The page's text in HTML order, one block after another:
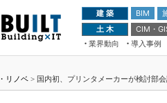
建 築 BIM
土 木
CIM・
業界動向
導入事例
ドローンがも
ムチェンジ”
リノベ > 国内初、プリンタメーカーが検討部